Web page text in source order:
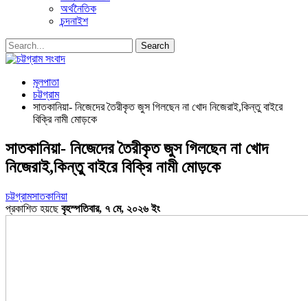
অর্থনৈতিক
চন্দনাইশ
মূলপাতা
চট্টগ্রাম
সাতকানিয়া- নিজেদের তৈরীকৃত জুস গিলছেন না খোদ নিজেরাই,কিন্তু বাইরে
বিক্রি নামী মোড়কে
সাতকানিয়া- নিজেদের তৈরীকৃত জুস গিলছেন না খোদ
নিজেরাই,কিন্তু বাইরে বিক্রি নামী মোড়কে
চট্টগ্রামসাতকানিয়া
প্রকাশিত হয়ছেবৃহস্পতিবার, ৭ মে, ২০২৬ ইং